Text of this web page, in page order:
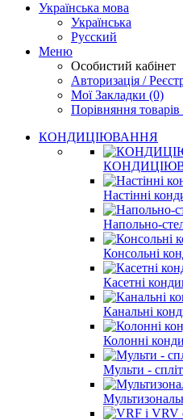
Українська мова
Українська
Русский
Меню
Особистий кабінет
Авторизація /
Мої Закладки (0)
Порівняння товарів
КОНДИЦІЮВАННЯ
Настінні
Напольно-
Консольні
Касетні
Канальні
Колонні
Мульти -